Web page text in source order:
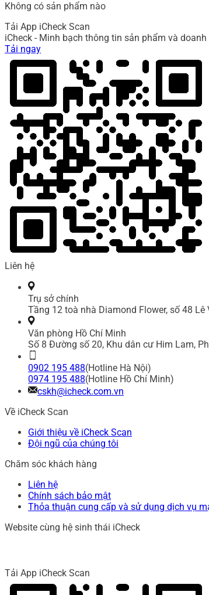
Không có sản phẩm nào
Tải App iCheck Scan
iCheck - Minh bạch thông tin sản phẩm và
Tải ngay
Liên hệ
Trụ sở chính
Tầng 12 toà nhà Diamond Flower, số 48
Văn phòng Hồ Chí Minh
Số 8 Đường số 20, Khu dân cư Him Lam,
0902 195 488(Hotline Hà Nội)
0974 195 488(Hotline Hồ Chí Minh)
cskh@icheck.com.vn
Về iCheck Scan
Giới thiệu về iCheck Scan
Đội ngũ của chúng tôi
Chăm sóc khách hàng
Liên hệ
Chính sách bảo mật
Thỏa thuận cung cấp và sử dụng dịch vụ
Website cùng hệ sinh thái iCheck
Tải App iCheck Scan